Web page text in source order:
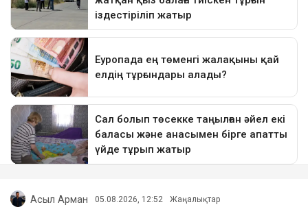
Асыл Арман 05.08.2026, 12:52 Жаңалықтар